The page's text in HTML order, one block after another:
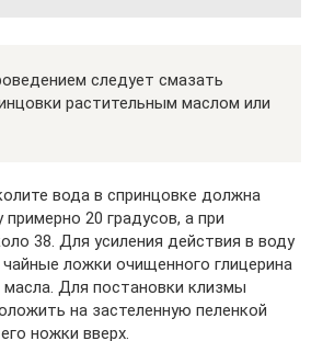
следует смазать
растительным маслом или
вода в спринцовке должна
20 градусов, а при
38. Для усиления действия в воду
ложки очищенного глицерина
масла. Для постановки клизмы
на застеленную пеленкой
ножки вверх.